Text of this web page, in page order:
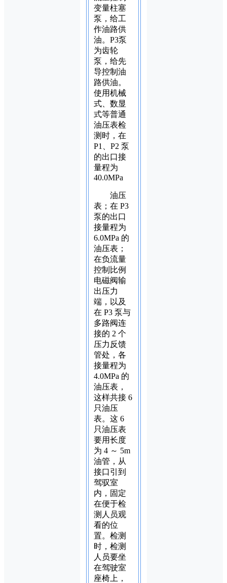
变量柱塞
泵，给工
作油路供
油。P3泵
为齿轮
泵，给先
导控制油
路供油。
使用机械
式、数显
式等普通
油压表检
测时，在
P1、P2 泵
的出口接
量程为
40.0MPa
油压
表；在 P3
泵的出口
接量程为
6.0MPa 的
油压表；
在负流量
控制比例
电磁阀输
出压力
端，以及
在 P3 泵与
多路阀连
接的 2 个
压力反馈
管处，各
接量程为
4.0MPa 的
油压表，
这样共接 6
只油压
表。这 6
只油压表
要用长度
为 4 ～ 5m
油管，从
接口引到
驾驭室
内，固定
在便于检
测人员观
看的位
置。检测
时，检测
人员要坐
在驾驶室
座椅上，